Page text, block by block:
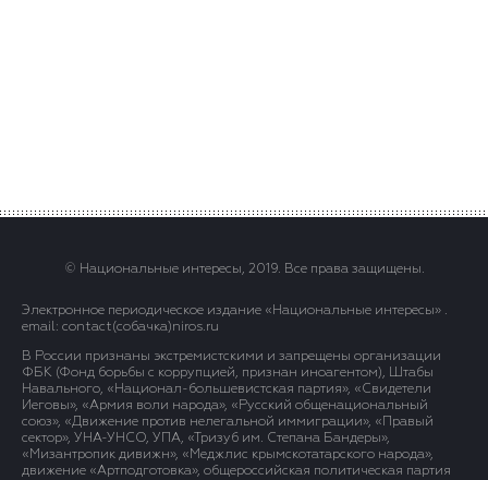
© Национальные интересы, 2019. Все права защищены.
Электронное периодическое издание «Национальные интересы» .
email: contact(сoбaчка)niros.ru
В России признаны экстремистскими и запрещены организации
ФБК (Фонд борьбы с коррупцией, признан иноагентом), Штабы
Навального, «Национал-большевистская партия», «Свидетели
Иеговы», «Армия воли народа», «Русский общенациональный
союз», «Движение против нелегальной иммиграции», «Правый
сектор», УНА-УНСО, УПА, «Тризуб им. Степана Бандеры»,
«Мизантропик дивижн», «Меджлис крымскотатарского народа»,
движение «Артподготовка», общероссийская политическая партия